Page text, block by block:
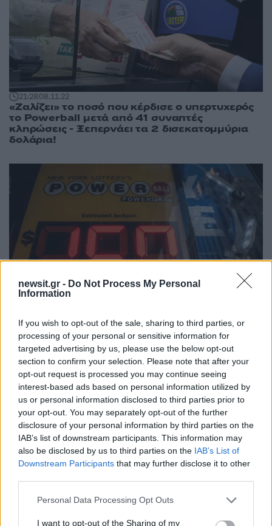
newsit.gr - Do Not Process My Personal
Information
If you wish to opt-out of the sale, sharing to third parties, or
processing of your personal or sensitive information for
targeted advertising by us, please use the below opt-out
section to confirm your selection. Please note that after your
opt-out request is processed you may continue seeing
interest-based ads based on personal information utilized by
us or personal information disclosed to third parties prior to
your opt-out. You may separately opt-out of the further
disclosure of your personal information by third parties on the
IAB’s list of downstream participants. This information may
also be disclosed by us to third parties on the IAB’s List of
Downstream Participants that may further disclose it to other
Please note that this website/app uses one or more Google
not limited to your visit or usage behaviour. You may click to
Personal Data Processing Opt Outs
I want to opt-out of the Sharing of my
21:2808.11.22
«Ζαλίζει» το ποσό που κέρδισε ο υπερτυχερός
το Powerball μετά από 41 συναπτές
κληρώσεις - Ξεπερνάει τα 2 δισεκατομμύρια
δολάρια!
15:4706.11.22
«Ζαλίζει» το έπαθλο μετά το νέο τζάκποτ στο
«Powerball» - Έφτασε τα 1,9 δισεκατομμύρια
δολάρια
22:3604.11.22
για το απίστευτο
22:5502.11.22
δισεκατομμύριο ευρώ